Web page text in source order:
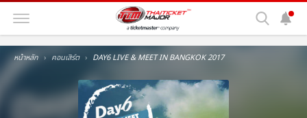
หน้าหลัก คอนเสิร์ต DAY6 LIVE & MEET IN BANGKOK 2017